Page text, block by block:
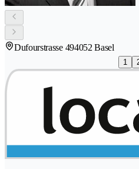
Dufourstrasse 494052 Basel
1